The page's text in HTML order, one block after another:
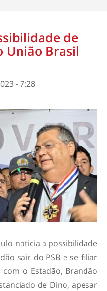
de
União Brasil
- 7:28
noticia a possibilidade
sair do PSB e se filiar
o Estadão, Brandão
de Dino, apesar